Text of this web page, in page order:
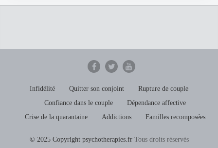
Infidélité Quitter son conjoint
Rupture de couple
Confiance dans le couple
Dépendance affective
Crise de la quarantaine
Addictions Familles recomposées
© 2025 Copyright psychotherapies.frTous droits réservés